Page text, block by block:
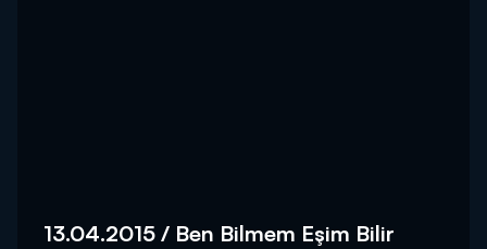
13.04.2015 / Ben Bilmem Eşim Bilir